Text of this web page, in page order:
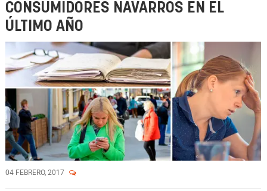
CONSUMIDORES NAVARROS EN EL
ÚLTIMO AÑO
04 FEBRERO, 2017